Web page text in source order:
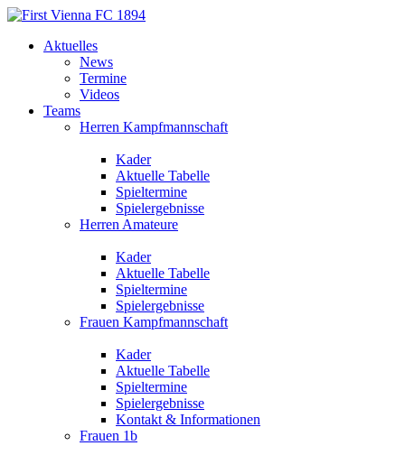
Aktuelles
News
Termine
Videos
Teams
Herren Kampfmannschaft
Kader
Aktuelle Tabelle
Spieltermine
Spielergebnisse
Herren Amateure
Kader
Aktuelle Tabelle
Spieltermine
Spielergebnisse
Frauen Kampfmannschaft
Kader
Aktuelle Tabelle
Spieltermine
Spielergebnisse
Kontakt & Informationen
Frauen 1b